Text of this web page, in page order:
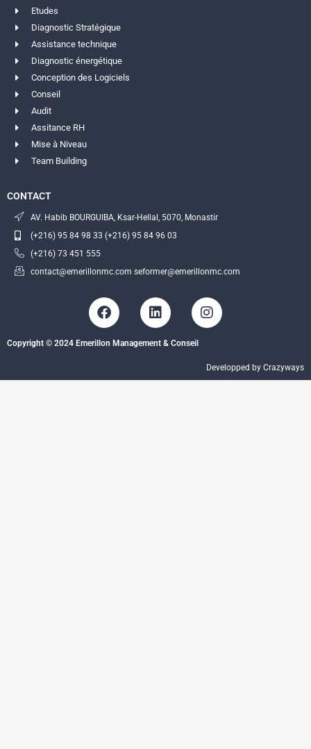
Etudes
Diagnostic Stratégique
Assistance technique
Diagnostic énergétique
Conception des Logiciels
Conseil
Audit
Assitance RH
Mise à Niveau
Team Building
CONTACT
AV. Habib BOURGUIBA, Ksar-Hellal, 5070, Monastir
(+216) 95 84 98 33 (+216) 95 84 96 03
(+216) 73 451 555
contact@emerillonmc.com seformer@emerillonmc.com
F
a
e
o
L
i
k
d
I
n
a
g
Copyright © 2024 Emerillon Management & Conseil
Developped by Crazyways